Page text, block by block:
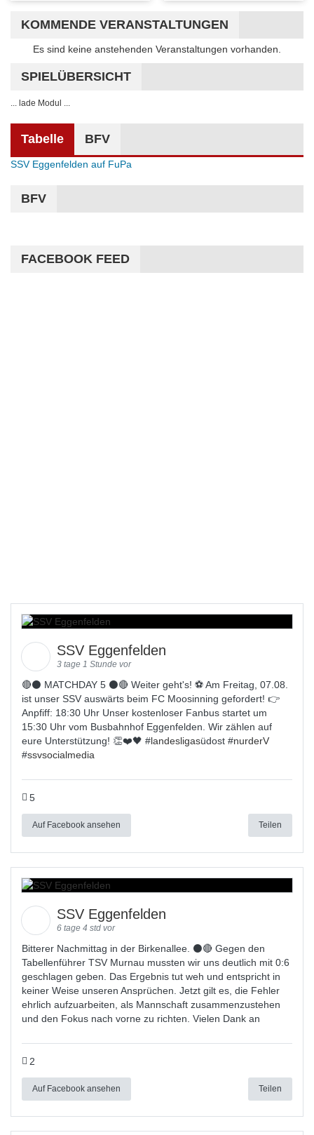
KOMMENDE VERANSTALTUNGEN
Hinweis
Es sind keine anstehenden Veranstaltungen vorhanden.
SPIELÜBERSICHT
... lade Modul ...
Tabelle BFV
SSV Eggenfelden auf FuPa
BFV
FACEBOOK FEED
SSV Eggenfelden
3 tage 1 Stunde vor
🔴⚫️ MATCHDAY 5 ⚫️🔴 Weiter geht's! ⚽ Am Freitag, 07.08.
ist unser SSV auswärts beim FC Moosinning gefordert! 👉
Anpfiff: 18:30 Uhr Unser kostenloser Fanbus startet um
15:30 Uhr vom Busbahnhof Eggenfelden. Wir zählen auf
eure Unterstützung! 👏❤️🖤 #landesligasüdost #nurderV
#ssvsocialmedia
5
Auf Facebook ansehen Teilen
SSV Eggenfelden
6 tage 4 std vor
Bitterer Nachmittag in der Birkenallee. ⚫🔴 Gegen den
Tabellenführer TSV Murnau mussten wir uns deutlich mit 0:6
geschlagen geben. Das Ergebnis tut weh und entspricht in
keiner Weise unseren Ansprüchen. Jetzt gilt es, die Fehler
ehrlich aufzuarbeiten, als Mannschaft zusammenzustehen
und den Fokus nach vorne zu richten. Vielen Dank an
2
Auf Facebook ansehen Teilen